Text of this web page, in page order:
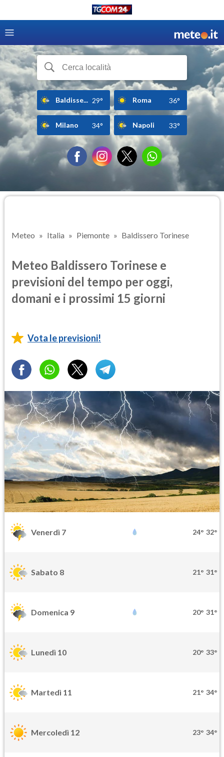
Baldisse... 29° Roma 36°
Milano 34° Napoli 33°
Meteo Italia Piemonte Baldissero Torinese
Meteo Baldissero Torinese e
previsioni del tempo per oggi,
domani e i prossimi 15 giorni
Vota le previsioni!
Venerdì 7 24° 32°
Sabato 8 21° 31°
Domenica 9 20° 31°
Lunedì 10 20° 33°
Martedì 11 21° 34°
Mercoledì 12 23° 34°